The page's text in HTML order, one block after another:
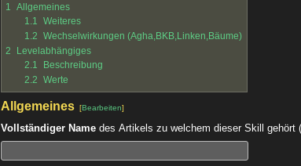
1
Allgemeines
1.1
Weiteres
1.2 Wechselwirkungen (Agha,BKB,Linken,Bäume)
2
Levelabhängiges
2.1
Beschreibung
2.2 Werte
Allgemeines [Bearbeiten]
Vollständiger Name des Artikels zu welchem dieser Skill